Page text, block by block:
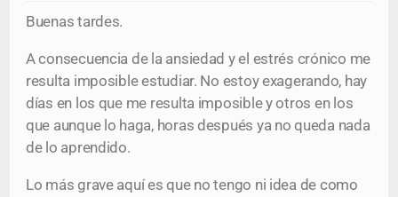
Buenas tardes.
A consecuencia de la ansiedad y el estrés crónico me
resulta imposible estudiar. No estoy exagerando, hay
días en los que me resulta imposible y otros en los
que aunque lo haga, horas después ya no queda nada
de lo aprendido.
Lo más grave aquí es que no tengo ni idea de como